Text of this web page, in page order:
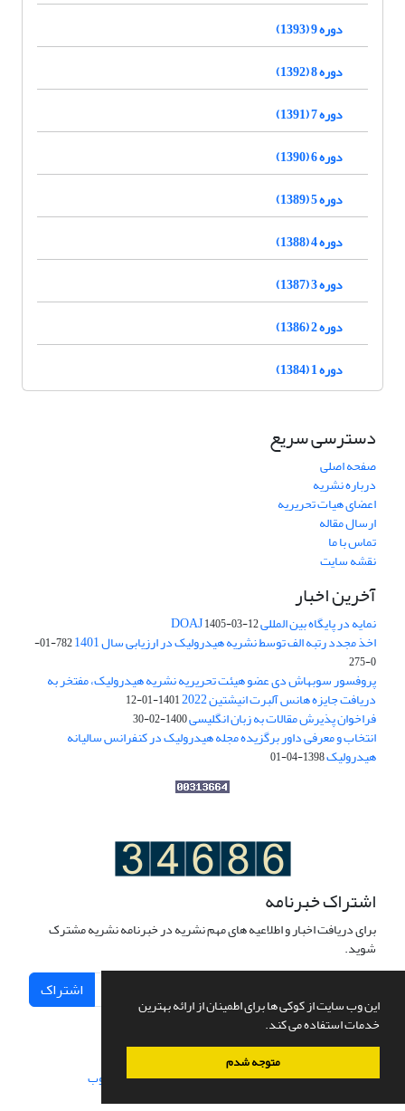
این وب سایت از کوکی ها برای اطمینان از ارائه بهترین
خدمات استفاده می کند.
متوجه شدم
دوره 9 (1393)
دوره 8 (1392)
دوره 7 (1391)
دوره 6 (1390)
دوره 5 (1389)
دوره 4 (1388)
دوره 3 (1387)
دوره 2 (1386)
دوره 1 (1384)
دسترسی سریع
صفحه اصلی
درباره نشریه
اعضای هیات تحریریه
ارسال مقاله
تماس با ما
نقشه سایت
آخرین اخبار
نمایه در پایگاه بین المللی DOAJ1405-03-12
اخذ مجدد رتبه الف توسط نشریه هیدرولیک در ارزیابی سال 1401
782-01-
0-275
پروفسور سوبهاش دی عضو هیئت تحریریه نشریه هیدرولیک، مفتخر به
دریافت جایزه هانس آلبرت انیشتین 2022 1401-01-12
فراخوان پذیرش مقالات به زبان انگلیسی1400-02-30
انتخاب و معرفی داور برگزیده مجله هیدرولیک در کنفرانس سالیانه
هیدرولیک1398-04-01
اشتراک خبرنامه
برای دریافت اخبار و اطلاعیه های مهم نشریه در خبرنامه نشریه مشترک
شوید.
اشتراک
سامانه مدیریت نشریات علمی.طراحی و پیاده سازی از سیناوب